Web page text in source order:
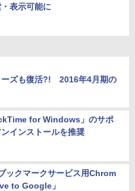
表示可能に
ーズも復活?! 2016年4月期の
for Windows」のサポ
インストールを推奨
ックマークサービス用Chrom
to Google」